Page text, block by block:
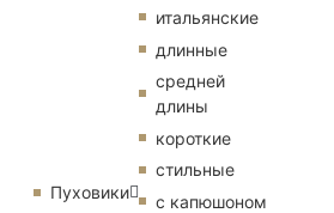
Пуховики
итальянские
длинные
средней
длины
короткие
стильные
с капюшоном